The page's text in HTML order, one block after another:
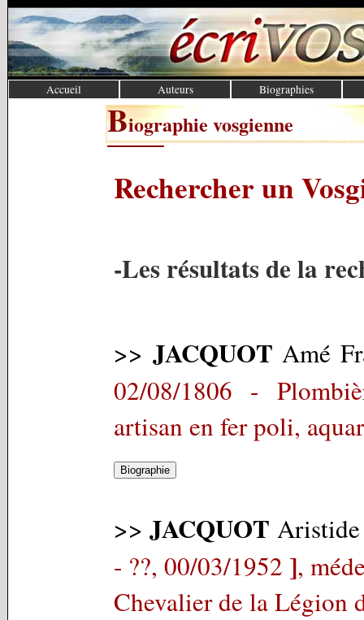
Accueil Auteurs Biographies
Biographie vosgienne
Rechercher un
-Les résultats de la
>> JACQUOT Amé
02/08/1806 -
artisan en fer poli,
>>JACQUOT Aristide
- ??, 00/03/1952 ],
Chevalier de la Légion